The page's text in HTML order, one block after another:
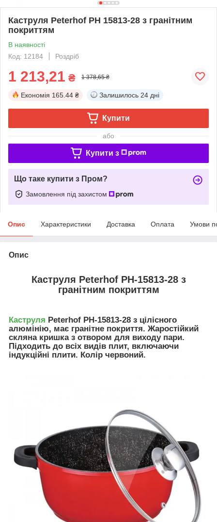
Каструля Peterhof PH 15813-28 з гранітним
покриттям
В наявності
Код: 12184
Роздріб
1 213,21 ₴ 1 378,65 ₴
Економія 165.44 ₴ Залишилось 24 дні
Купити
або
Купити з
Що таке купити з Пром?
Замовлення під захистом
Опис Характеристики Доставка Оплата Умови
Опис
Каструля Peterhof PH-15813-28 з
гранітним покриттям
Каструля Peterhof PH-15813-28 з цілісного
алюмінію, має гранітне покриття. Жаростійкий
скляна кришка з отвором для виходу пари.
Підходить до всіх видів плит, включаючи
індукційні плити. Колір червоний.